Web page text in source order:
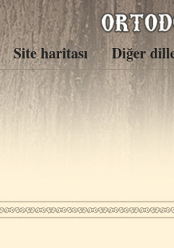
Site haritası Diğer